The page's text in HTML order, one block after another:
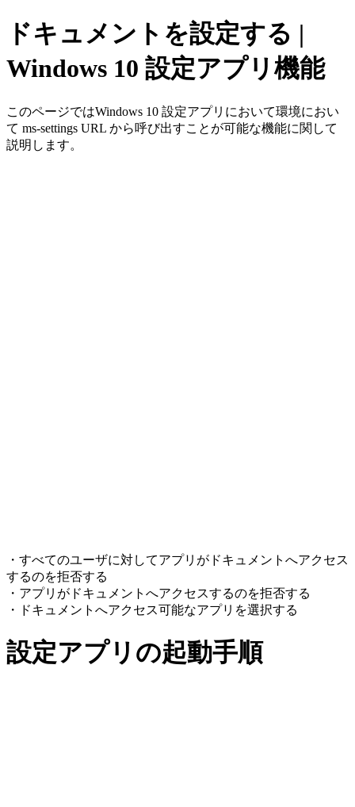
ドキュメントを設定する |
Windows 10 設定アプリ機能
このページではWindows 10 設定アプリにおいて環境におい
て ms-settings URL から呼び出すことが可能な機能に関して
説明します。
・すべてのユーザに対してアプリがドキュメントへアクセス
するのを拒否する
・アプリがドキュメントへアクセスするのを拒否する
・ドキュメントへアクセス可能なアプリを選択する
設定アプリの起動手順